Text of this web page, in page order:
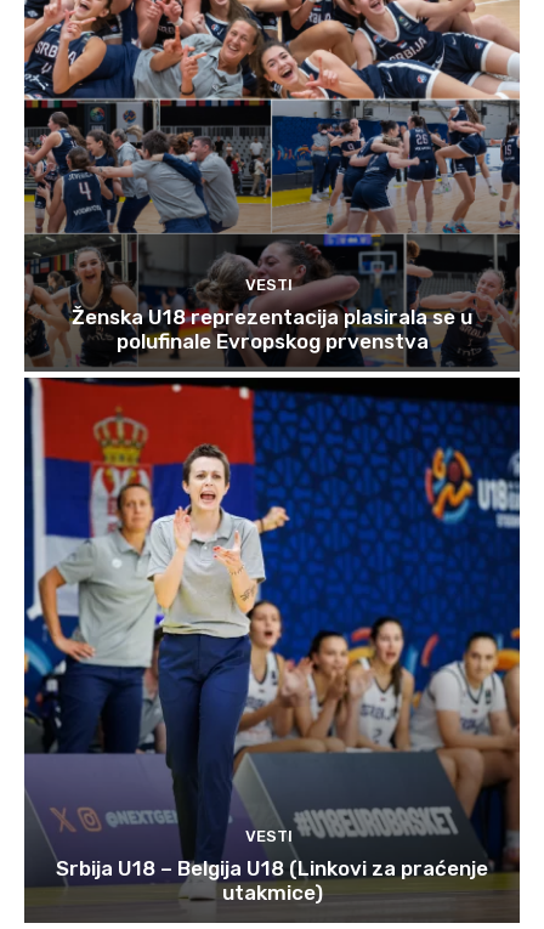
VESTI
Ženska U18 reprezentacija plasirala se u
polufinale Evropskog prvenstva
VESTI
Srbija U18 – Belgija U18 (Linkovi za praćenje
utakmice)